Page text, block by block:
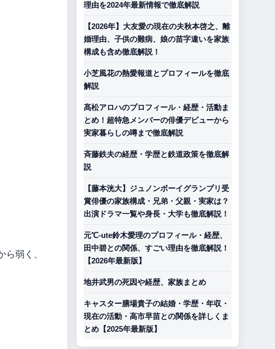
弱く、
理由を2024年最新情報で徹底解説
【2026年】大友愛の現在の夫秋本啓之、離
婚理由、子供の難病、娘の苗字違いを家族
構成も含め徹底解説！
小芝風花の熱愛報道とプロフィールを徹底
解説
髙松アロハのプロフィール・経歴・活動ま
とめ！超特急メンバーの俳優デビューから
実家暮らしの噂まで徹底解説
斉藤鉄夫の経歴・学歴と鉄道政策を徹底解
説
【藤本洸大】ジュノンボーイグランプリ受
賞俳優の家族構成・兄弟・父親・実家は？
出演ドラマ一覧や身長・大学も徹底解説！
元℃-ute鈴木愛理のプロフィール・経歴、
田中碧との関係、すごい理由を徹底解説！
【2026年最新版】
地井武男の死因や経歴、家族まとめ
キャスター膳場貴子の結婚・学歴・年収・
現在の活動・高市早苗との関係を詳しくま
とめ【2025年最新版】